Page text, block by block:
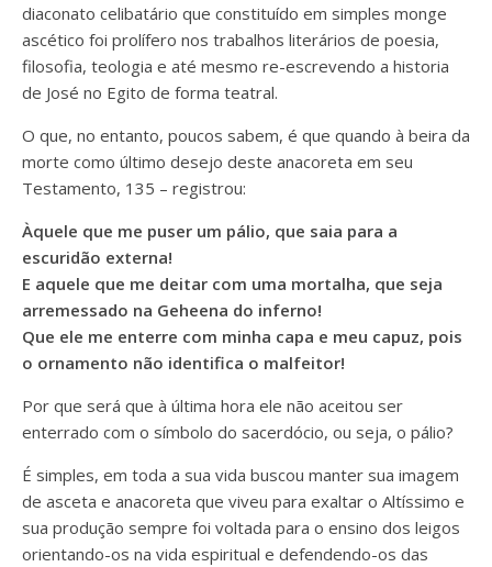
diaconato celibatário que constituído em simples monge
ascético foi prolífero nos trabalhos literários de poesia,
filosofia, teologia e até mesmo re-escrevendo a historia
de José no Egito de forma teatral.
O que, no entanto, poucos sabem, é que quando à beira da
morte como último desejo deste anacoreta em seu
Testamento, 135 – registrou:
Àquele que me puser um pálio, que saia para a
escuridão externa!
E aquele que me deitar com uma mortalha, que seja
arremessado na Geheena do inferno!
Que ele me enterre com minha capa e meu capuz, pois
o ornamento não identifica o malfeitor!
Por que será que à última hora ele não aceitou ser
enterrado com o símbolo do sacerdócio, ou seja, o pálio?
É simples, em toda a sua vida buscou manter sua imagem
de asceta e anacoreta que viveu para exaltar o Altíssimo e
sua produção sempre foi voltada para o ensino dos leigos
orientando-os na vida espiritual e defendendo-os das